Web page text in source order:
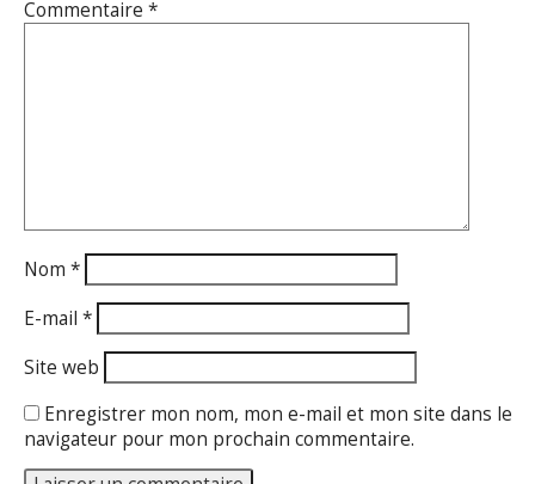
Commentaire *
Nom *
E-mail *
Site web
Enregistrer mon nom, mon e-mail et mon site dans le
navigateur pour mon prochain commentaire.